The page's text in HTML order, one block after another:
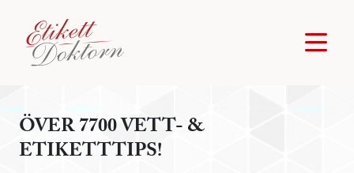
ÖVER 7700 VETT- &
ETIKETTTIPS!